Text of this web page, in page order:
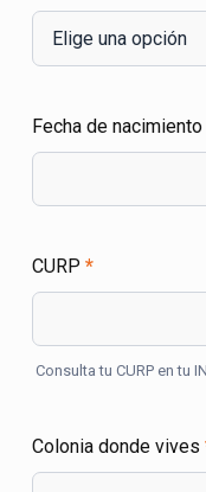
Fecha de nacimiento
CURP *
Consulta tu CURP en tu
Colonia donde vives